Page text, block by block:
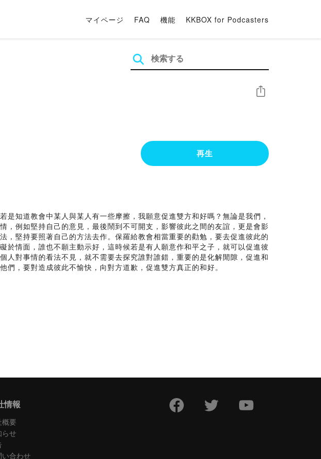
マイページ FAQ 機能 KKBOX for Podcasters
シェア
再生
知道教會中某人與某人有一些摩擦，我願意促進雙方和好嗎？無論是我們，
例如堅持自己的意見，最後鬧到不可開支，影響彼此之間的友誼，更是會影
堅持要照著自己的方法去作。保羅給教會相當重要的勸勉，要去促進彼此的
情面，誰也不願主動示好，這時候若是有人願意作和平之子，就可以促進彼
對事情的看法不見，就不需要去探究誰對誰錯，重要的是化解閒隙，促進和
，要對造成彼此不愉快，向對方道歉，促進雙方真正的和好。
情報
概要
らせ
い合わせ